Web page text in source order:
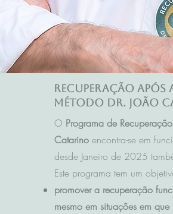
Recuperação após
Método Dr. João
O Programa de
Catarino encontra-se em
desde Janeiro de 2025
Este programa tem um
promover a recuperação
mesmo em situações em